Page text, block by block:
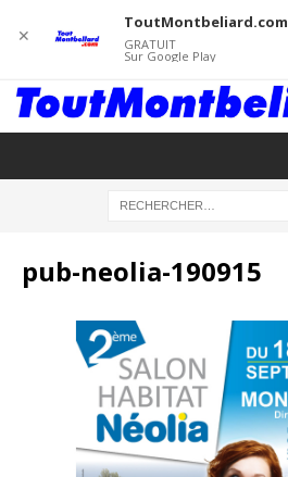
pub-neolia-190915
✕
ToutMontbeliard.com
GRATUIT
Sur Google Play